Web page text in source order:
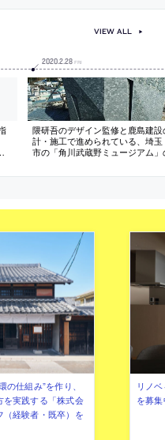
2020.2.28 FRI
隈研吾のデザイン監修と鹿島建設
計・施工で進められている、埼玉
市の「角川武蔵野ミュージアム」
VIEW ALL
仕組み”を作り、
を実践する「株式会
経験者・既卒）を
リノ
を募